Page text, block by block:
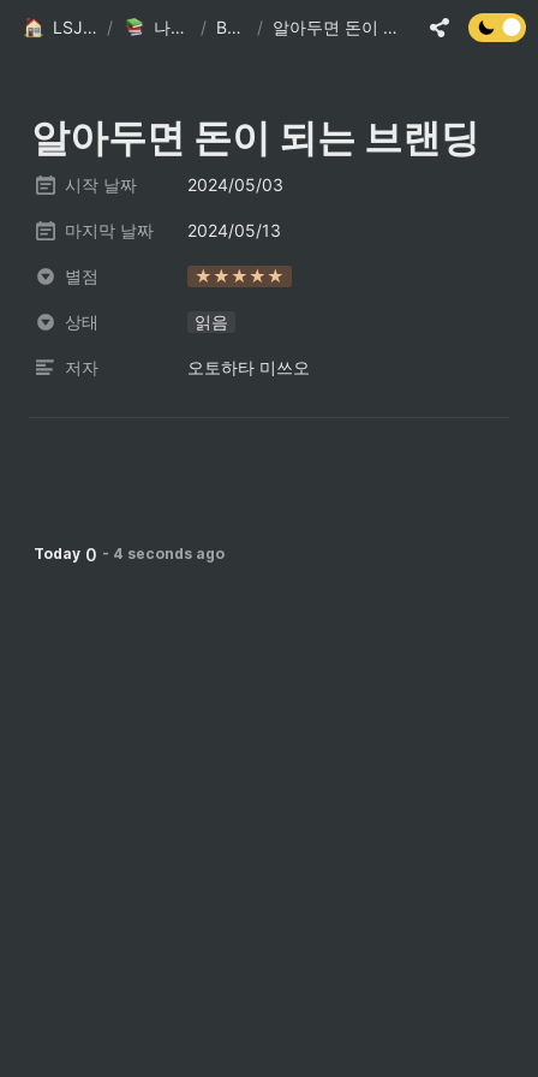
LSJ HOME / 나의 책장 / Books / 알아두면 돈이 되는 브랜딩
알아두면 돈이 되는 브랜딩
시작 날짜 2024/05/03
마지막 날짜 2024/05/13
별점 ★★★★★
상태 읽음
저자 오토하타 미쓰오
Today 0 - 4 seconds ago